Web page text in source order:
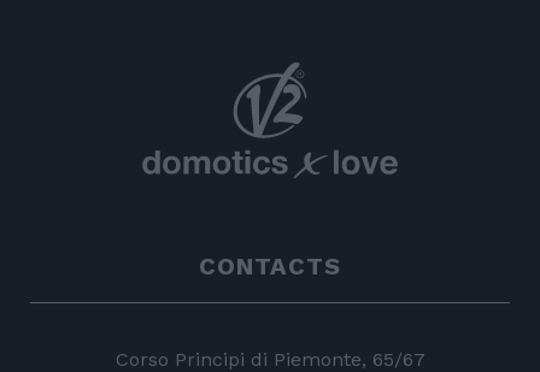
CONTACTS
Corso Principi di Piemonte, 65/67